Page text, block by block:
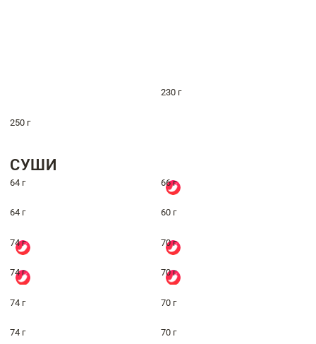
230 г
250 г
СУШИ
64 г 66 г
64 г 60 г
74 г 70 г
74 г 70 г
74 г 70 г
74 г 70 г